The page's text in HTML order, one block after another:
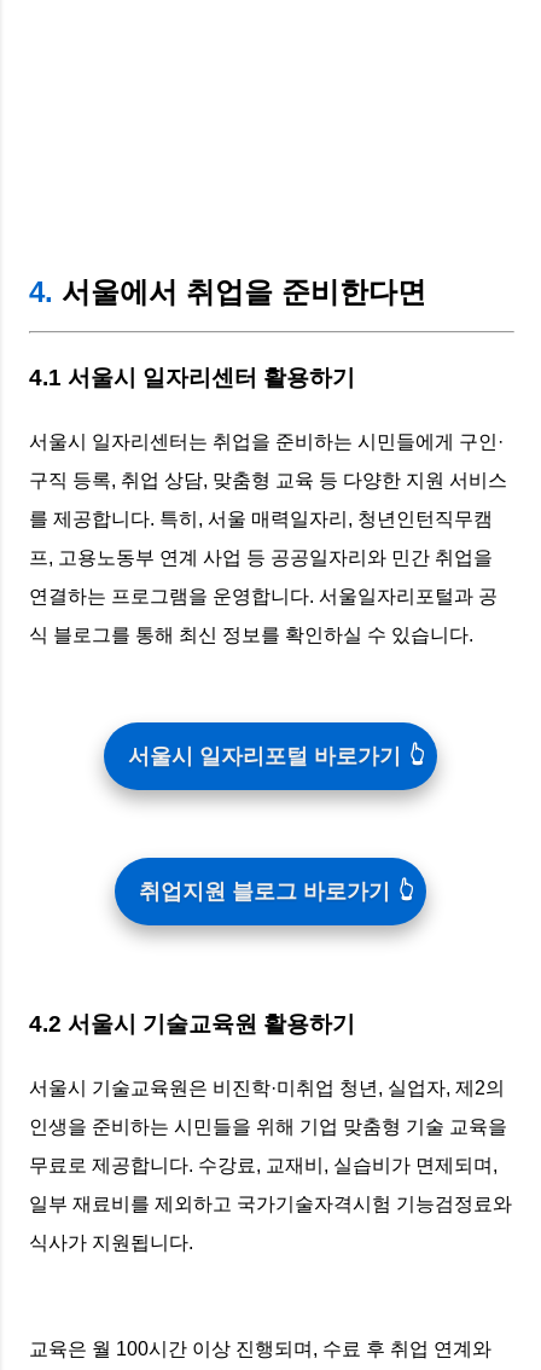
4. 서울에서 취업을 준비한다면
4.1 서울시 일자리센터 활용하기
서울시 일자리센터는 취업을 준비하는 시민들에게 구인·
구직 등록, 취업 상담, 맞춤형 교육 등 다양한 지원 서비스
를 제공합니다. 특히, 서울 매력일자리, 청년인턴직무캠
프, 고용노동부 연계 사업 등 공공일자리와 민간 취업을
연결하는 프로그램을 운영합니다. 서울일자리포털과 공
식 블로그를 통해 최신 정보를 확인하실 수 있습니다.
서울시 일자리포털 바로가기
취업지원 블로그 바로가기
4.2 서울시 기술교육원 활용하기
서울시 기술교육원은 비진학·미취업 청년, 실업자, 제2의
인생을 준비하는 시민들을 위해 기업 맞춤형 기술 교육을
무료로 제공합니다. 수강료, 교재비, 실습비가 면제되며,
일부 재료비를 제외하고 국가기술자격시험 기능검정료와
식사가 지원됩니다.
교육은 월 100시간 이상 진행되며, 수료 후 취업 연계와